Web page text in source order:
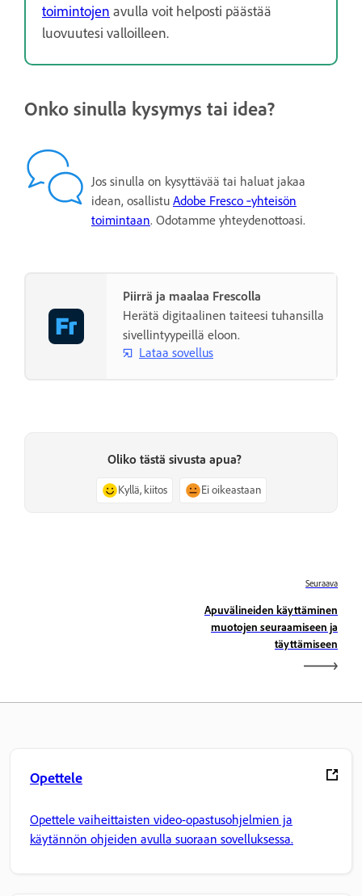
toimintojen avulla voit helposti päästää
luovuutesi valloilleen.
Onko sinulla kysymys tai idea?
Jos sinulla on kysyttävää tai haluat jakaa
idean, osallistu Adobe Fresco ‑yhteisön
toimintaan. Odotamme yhteydenottoasi.
Piirrä ja maalaa Frescolla
Herätä digitaalinen taiteesi tuhansilla
sivellintyypeillä eloon.
Lataa sovellus
Oliko tästä sivusta apua?
Kyllä, kiitos Ei oikeastaan
Seuraava
Apuvälineiden käyttäminen
muotojen seuraamiseen ja
täyttämiseen
Opettele
Opettele vaiheittaisten video-opastusohjelmien ja
käytännön ohjeiden avulla suoraan sovelluksessa.